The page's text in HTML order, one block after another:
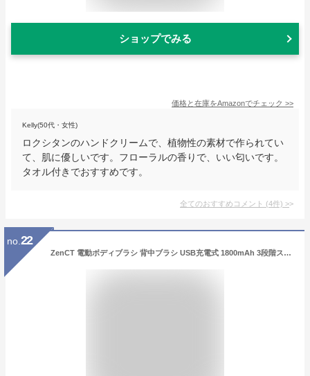
ショップでみる
価格と在庫をAmazonでチェック >>
Kelly(50代・女性)
ロクシタンのハンドクリームで、植物性の素材で作られてい
て、肌に優しいです。フローラルの香りで、いい匂いです。
タオル付きでおすすめです。
全てのおすすめコメント (4件) >
no. 22
ZenCT 電動ボディブラシ 背中ブラシ USB充電式 1800mAh 3段階スピード調整 5種類のブラシ 40cm長柄 着脱式ハンドル 背中洗い シャワーブラシ ボディーブラシ CT222